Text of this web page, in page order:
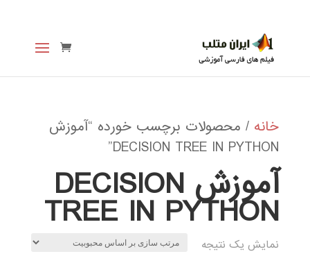
خانه / محصولات برچسب خورده “آموزش
DECISION TREE IN PYTHON”
آموزش DECISION
TREE IN PYTHON
نمایش یک نتیجه